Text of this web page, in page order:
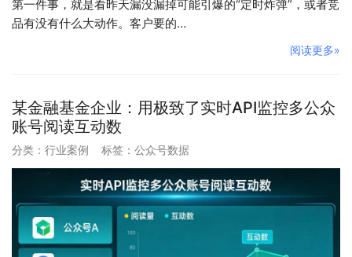
第一件事，就是看昨天漏没漏掉可能引爆的“定时炸弹”，或者竞
品有没有什么大动作。客户要的…
阅读更多»
某金融基金企业：用极致了实时API监控多公众
账号阅读互动数
分类： 行业案例 标签： 公众号数据